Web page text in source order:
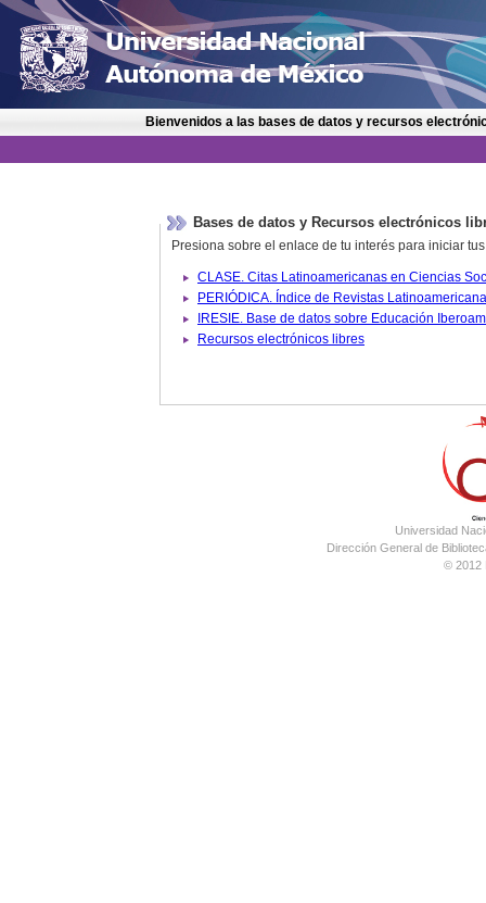
Bienvenidos a las bases de datos y recursos
Bases de datos y Recursos electrónicos
Presiona sobre el enlace de tu interés para iniciar
IRESIE. Base de datos
Recursos electrónicos libres
Universidad
Dirección General de
© 2012